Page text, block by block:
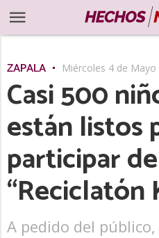
ZAPALA Miércoles 4 de Mayo
Casi 500
están listos
participar
“Reciclatón
A pedido del